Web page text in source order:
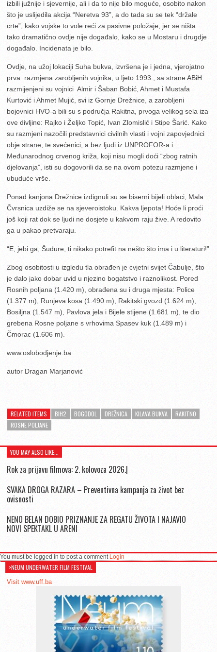
izbili južnije i sjevernije, ali i da to nije bilo moguće, osobito nakon
što je uslijedila akcija “Neretva 93”, a do tada su se tek “držale
crte”, kako vojske to vole reći za pasivne položaje, jer se ništa
tako dramatično ovdje nije događalo, kako se u Mostaru i drugdje
događalo. Incidenata je bilo.
Ovdje, na užoj lokaciji Suha bukva, izvršena je i jedna, vjerojatno
prva razmjena zarobljenih vojnika; u ljeto 1993., sa strane ABiH
razmijenjeni su vojnici Almir i Šaban Bobić, Ahmet i Mustafa
Kurtović i Ahmet Mujić, svi iz Gornje Drežnice, a zarobljeni
bojovnici HVO-a bili su s područja Rakitna, prvoga velikog sela iza
ove divljine: Rajko i Željko Topić, Ivan Zlomislić i Stipe Šarić. Kako
su razmjeni nazočili predstavnici civilnih vlasti i vojni zapovjednici
obje strane, te svećenici, a bez ljudi iz UNPROFOR-a i
Međunarodnog crvenog križa, koji nisu mogli doći “zbog ratnih
djelovanja”, isti su dogovorili da se na ovom potezu razmjene i
ubuduće vrše.
Ponad kanjona Drežnice izdignuli su se biserni bijeli oblaci, Mala
Čvrsnica uzdiže se na sjeveroistoku. Kakva ljepota! Hoće li proći
još koji rat dok se ljudi ne dosjete u kakvom raju žive. A redovito
ga u pakao pretvaraju.
“E, jebi ga, Šudure, ti nikako potrefit na nešto što ima i u literaturi!”
Zbog osobitosti u izgledu tla obrađen je cvjetni svijet Čabulje, što
je dalo jako dobar uvid u njezino bogatstvo i raznolikost. Pored
Rosnih poljana (1.420 m), obrađena su i druga mjesta: Police
(1.377 m), Runjeva kosa (1.490 m), Rakitski gvozd (1.624 m),
Bosiljna (1.547 m), Pavlova jela i Bijele stijene (1.681 m), te dio
grebena Rosne poljane s vrhovima Spasev kuk (1.489 m) i
Čmorac (1.606 m).
www.oslobodjenje.ba
autor Dragan Marjanović
RELATED ITEMS BIH2 BOGODOL DREŽNICA KILAVA BUKVA
RAKITNO
ROSNE POLJANE
YOU MAY ALSO LIKE...
Rok za prijavu filmova: 2. kolovoza 2026.|
SVAKA DROGA RAZARA – Preventivna kampanja za život bez
ovisnosti
NENO BELAN DOBIO PRIZNANJE ZA REGATU ŽIVOTA I NAJAVIO
NOVI SPEKTAKL U ARENI
You must be logged in to post a comment Login
>NEUM UNDERWATER FILM FESTIVAL
Visit www.uff.ba